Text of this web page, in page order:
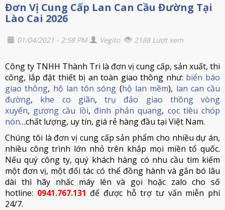
Đơn Vị Cung Cấp Lan Can Cầu Đường Tại
Lào Cai 2026
01/04/2021 - 2:58 PM Vegito 2188 Lượt xem
Công ty TNHH Thành Tri là đơn vị cung cấp, sản xuất, thi
công, lắp đặt thiết bị an toàn giao thông như: biển báo
giao thông, hộ lan tôn sóng (hộ lan mềm), lan can cầu
đường, khe co giãn, trụ đảo giao thông vòng
xuyến, gương cầu lồi, đinh phản quang, cọc tiêu chóp
nón…chất lượng, uy tín, giá rẻ hàng đầu tại Việt Nam.
Chúng tôi là đơn vị cung cấp sản phẩm cho nhiều dự án,
nhiều công trình lớn nhỏ trên khắp mọi miền tổ quốc.
Nếu quý công ty, quý khách hàng có nhu cầu tìm kiếm
một đơn vị, một đối tác có thể đồng hành và gắn bó lâu
dài thì hãy nhấc máy lên và gọi hoặc zalo cho số
hotline: 0941.767.131 để được hỗ trợ tư vấn miễn phí
24/7.